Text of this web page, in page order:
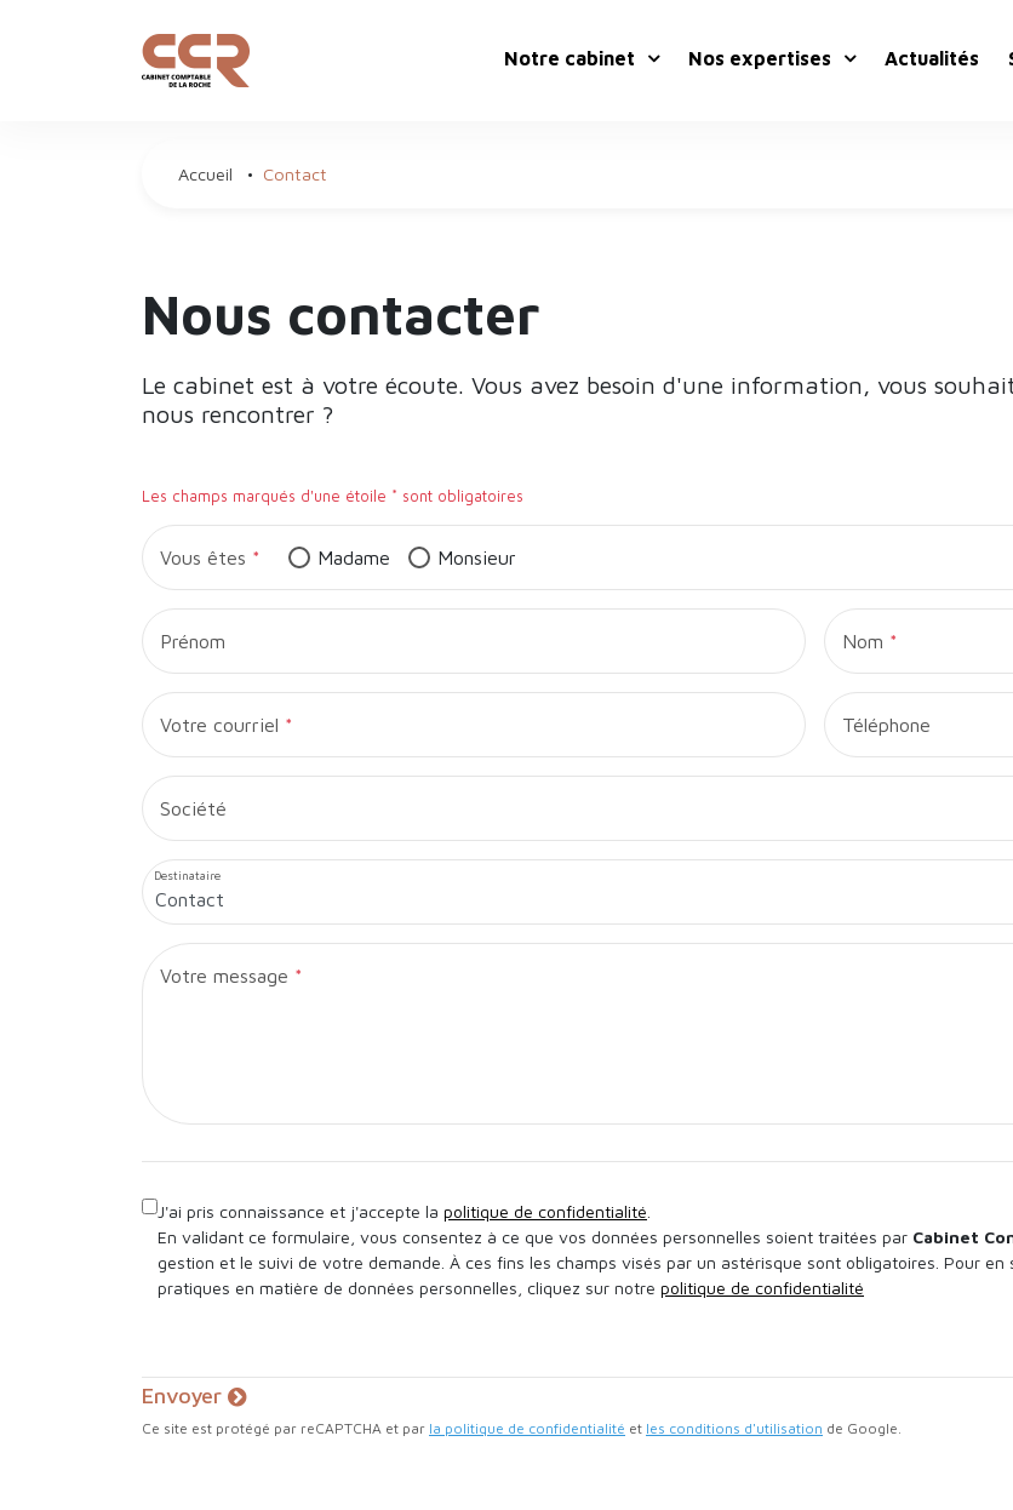
Notre cabinet Nos expertises Actualités
Accueil • Contact
Nous contacter
Le cabinet est à votre écoute. Vous avez besoin d'une information, vous
nous rencontrer ?
Les champs marqués d'une étoile * sont obligatoires
Vous êtes Madame Monsieur
Prénom Nom
Votre courriel Téléphone
Société
Destinataire
Votre message
J'ai pris connaissance et j'accepte la politique de confidentialité
En validant ce formulaire, vous consentez à ce que vos données personnelles soient traitées par Cabinet
gestion et le suivi de votre demande. À ces fins les champs visés par un astérisque sont obligatoires. Pour
pratiques en matière de données personnelles, cliquez sur notre politique de confidentialité
Envoyer
Ce site est protégé par reCAPTCHA et par la politique de confidentialité et les conditions d'utilisation de Google.